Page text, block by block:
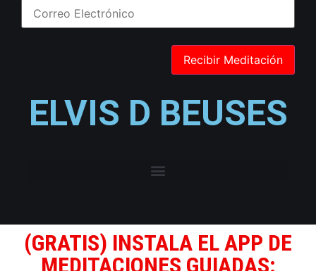
ELVIS D BEUSES
(GRATIS) INSTALA EL APP DE
MEDITACIONES GUIADAS: